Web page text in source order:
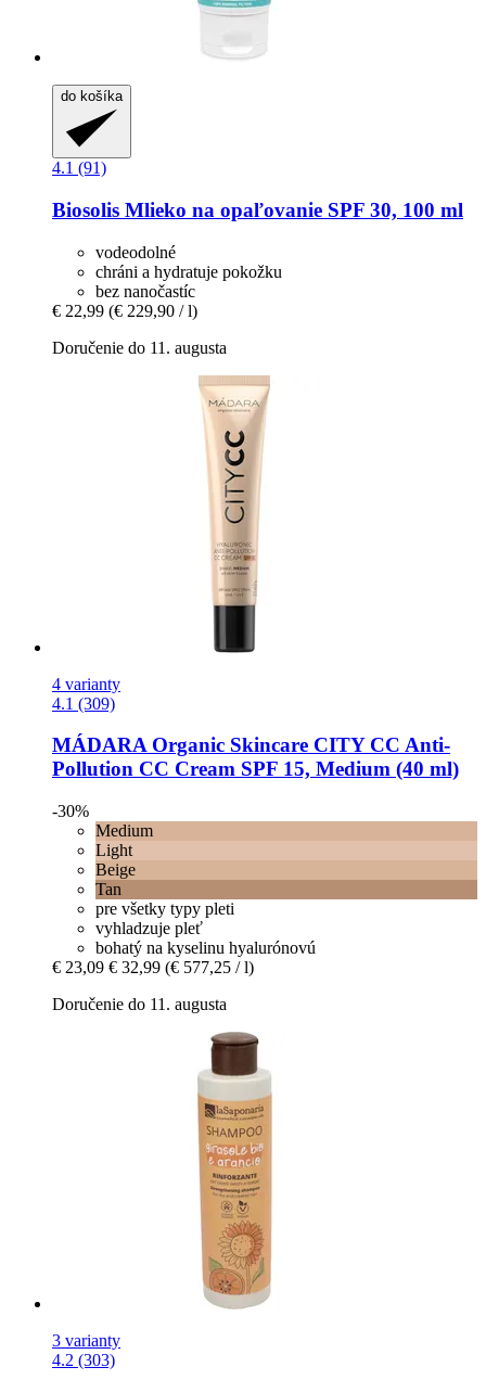
do košíka
4.1 (91)
Biosolis Mlieko na opaľovanie SPF 30, 100 ml
vodeodolné
chráni a hydratuje pokožku
bez nanočastíc
€ 22,99 (€ 229,90 / l)
Doručenie do 11. augusta
4 varianty
4.1 (309)
MÁDARA Organic Skincare CITY CC Anti-​
Pollution CC Cream SPF 15, Medium (40 ml)
-30%
Medium
Light
Beige
Tan
pre všetky typy pleti
vyhladzuje pleť
bohatý na kyselinu hyalurónovú
€ 23,09 € 32,99 (€ 577,25 / l)
Doručenie do 11. augusta
3 varianty
4.2 (303)